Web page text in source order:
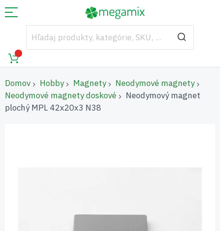
Domov Hobby Magnety
Neodymové magnety
Neodymové magnety doskové
Neodymový magnet
plochý MPL 42x20x3 N38